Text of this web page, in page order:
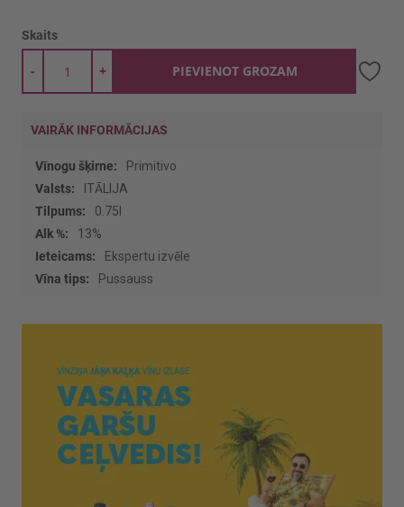
Skaits
+
- PIEVIENOT GROZAM
VAIRĀK INFORMĀCIJAS
Vairāk
informācijas
Primitivo
ITĀLIJA
0.75l
13%
Ekspertu izvēle
Pussauss